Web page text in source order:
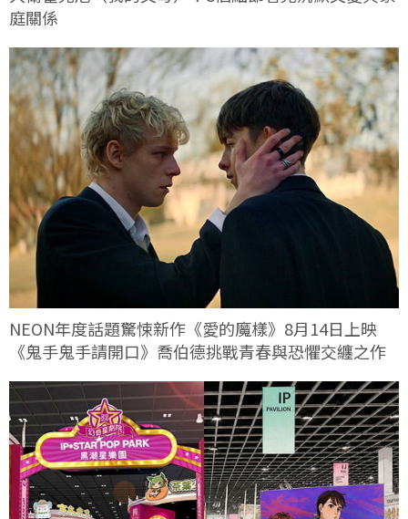
庭關係
NEON年度話題驚悚新作《愛的魔樣》8月14日上映
《鬼手鬼手請開口》喬伯德挑戰青春與恐懼交纏之作